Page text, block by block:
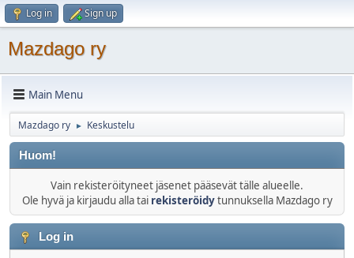
Log in Sign up
Mazdago ry
Main Menu
Mazdago ry ► Keskustelu
Huom!
Vain rekisteröityneet jäsenet pääsevät tälle alueelle.
Ole hyvä ja kirjaudu alla tai rekisteröidytunnuksella Mazdago ry
Log in